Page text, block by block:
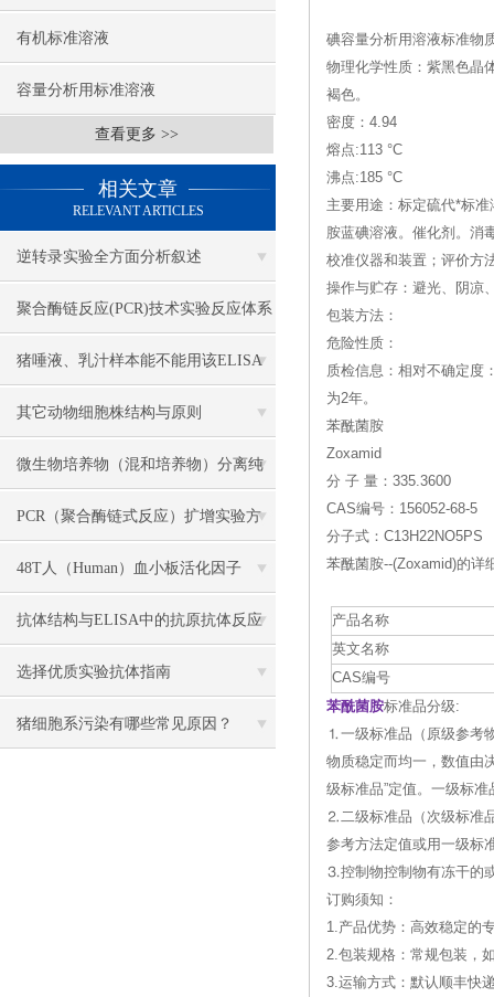
有机标准溶液
容量分析用标准溶液
查看更多 >>
相关文章
RELEVANT ARTICLES
逆转录实验全方面分析叙述
聚合酶链反应(PCR)技术实验反应体系
各组份解析
猪唾液、乳汁样本能不能用该ELISA
试剂盒检测？
其它动物细胞株结构与原则
微生物培养物（混和培养物）分离纯
化主要方法介绍
PCR（聚合酶链式反应）扩增实验方
法详述
48T人（Human）血小板活化因子
（PAF） ELISA 检测试剂盒说明书
抗体结构与ELISA中的抗原抗体反应
解读
选择优质实验抗体指南
猪细胞系污染有哪些常见原因？
碘容量分析用溶液标准物
物理化学性质：紫黑色晶
褐色。
密度：4.94
熔点:113 °C
沸点:185 °C
主要用途：标定硫代*标
胺蓝碘溶液。催化剂。消
校准仪器和装置；评价方
操作与贮存：避光、阴凉
包装方法：
危险性质：
质检信息：相对不确定度
为2年。
苯酰菌胺
Zoxamid
分 子 量：335.3600
CAS编号：156052-68-5
分子式：C13H22NO5PS
苯酰菌胺--(Zoxamid)的详
产品名称
英文名称
CAS编号
苯酰菌胺标准品分级:
⒈一级标准品（原级参考
物质稳定而均一，数值由
级标准品”定值。一级标
⒉二级标准品（次级标准
参考方法定值或用一级标
⒊控制物控制物有冻干的
订购须知：
1.产品优势：高效稳定的
2.包装规格：常规包装，
3.运输方式：默认顺丰快